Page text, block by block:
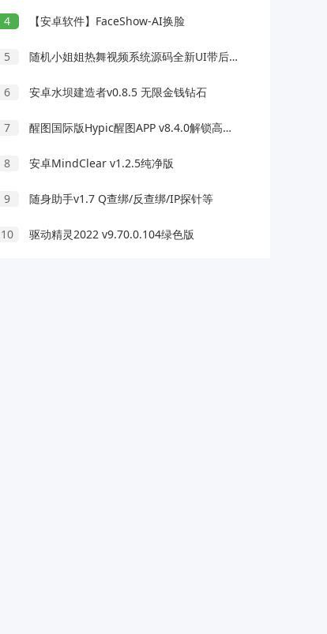
4 【安卓软件】FaceShow-AI换脸
5 随机小姐姐热舞视频系统源码全新UI带后台版v5.0
6 安卓水坝建造者v0.8.5 无限金钱钻石
7 醒图国际版Hypic醒图APP v8.4.0解锁高级版
8 安卓MindClear v1.2.5纯净版
9 随身助手v1.7 Q查绑/反查绑/IP探针等
10 驱动精灵2022 v9.70.0.104绿色版